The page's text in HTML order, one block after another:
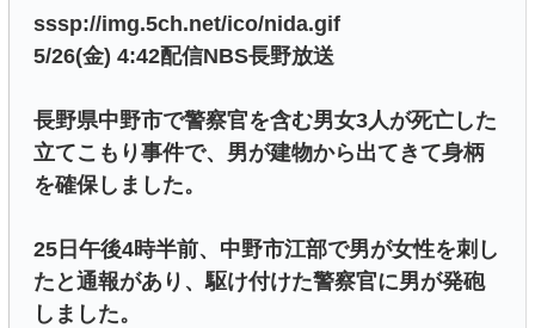
sssp://img.5ch.net/ico/nida.gif
5/26(金) 4:42配信NBS長野放送
長野県中野市で警察官を含む男女3人が死亡した
立てこもり事件で、男が建物から出てきて身柄
を確保しました。
25日午後4時半前、中野市江部で男が女性を刺し
たと通報があり、駆け付けた警察官に男が発砲
しました。